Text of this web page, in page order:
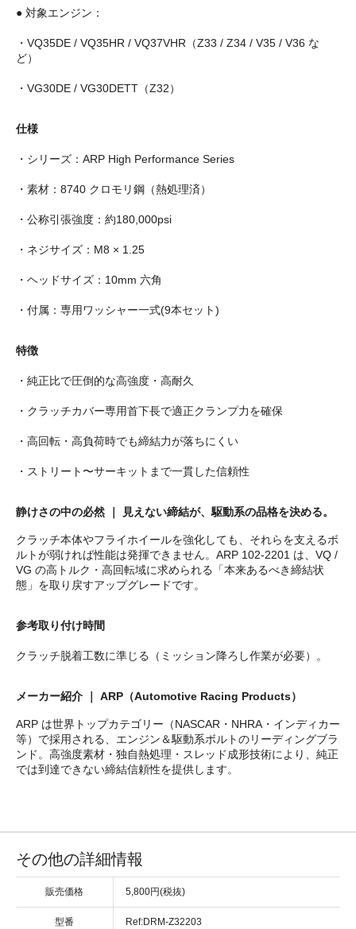
● 対象エンジン：
・VQ35DE / VQ35HR / VQ37VHR（Z33 / Z34 / V35 / V36 な
ど）
・VG30DE / VG30DETT（Z32）
仕様
・シリーズ：ARP High Performance Series
・素材：8740 クロモリ鋼（熱処理済）
・公称引張強度：約180,000psi
・ネジサイズ：M8 × 1.25
・ヘッドサイズ：10mm 六角
・付属：専用ワッシャー一式(9本セット)
特徴
・純正比で圧倒的な高強度・高耐久
・クラッチカバー専用首下長で適正クランプ力を確保
・高回転・高負荷時でも締結力が落ちにくい
・ストリート〜サーキットまで一貫した信頼性
静けさの中の必然 ｜ 見えない締結が、駆動系の品格を決める。
クラッチ本体やフライホイールを強化しても、それらを支えるボ
ルトが弱ければ性能は発揮できません。ARP 102-2201 は、VQ /
VG の高トルク・高回転域に求められる「本来あるべき締結状
態」を取り戻すアップグレードです。
参考取り付け時間
クラッチ脱着工数に準じる（ミッション降ろし作業が必要）。
メーカー紹介 ｜ ARP（Automotive Racing Products）
ARP は世界トップカテゴリー（NASCAR・NHRA・インディカー
等）で採用される、エンジン＆駆動系ボルトのリーディングブラ
ンド。高強度素材・独自熱処理・スレッド成形技術により、純正
では到達できない締結信頼性を提供します。
その他の詳細情報
販売価格 5,800円(税抜)
型番 Ref:DRM-Z32203